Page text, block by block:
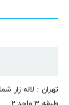
تهران : لاله زار